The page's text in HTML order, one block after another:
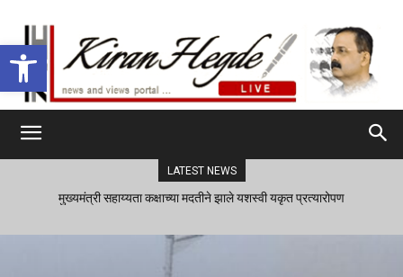
Open toolbar
LATEST NEWS
मुख्यमंत्री सहाय्यता कक्षाच्या मदतीने झाले यशस्वी यकृत प्रत्यारोपण